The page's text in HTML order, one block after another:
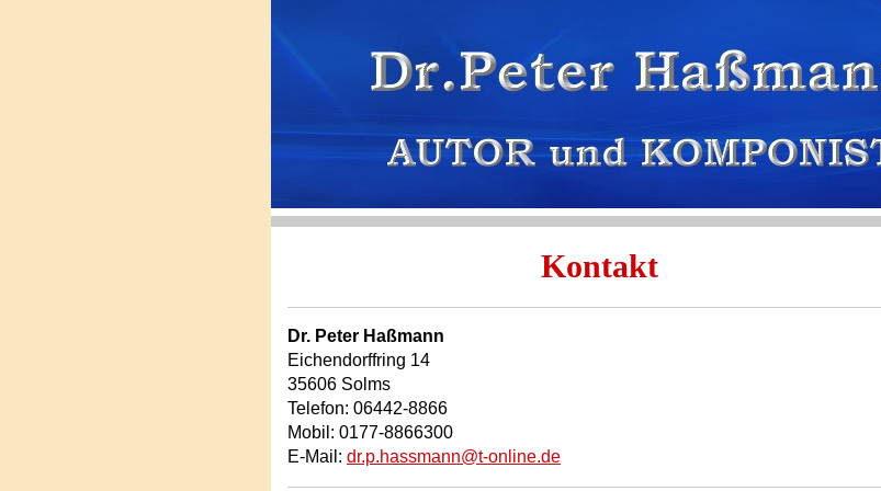
Kontakt
Dr. Peter Haßmann
Eichendorffring 14
35606 Solms
Telefon: 06442-8866
Mobil: 0177-8866300
E-Mail: dr.p.hassmann@t-online.de